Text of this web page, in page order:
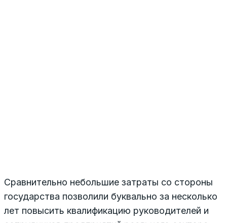
Сравнительно небольшие затраты со стороны
государства позволили буквально за несколько
лет повысить квалификацию руководителей и